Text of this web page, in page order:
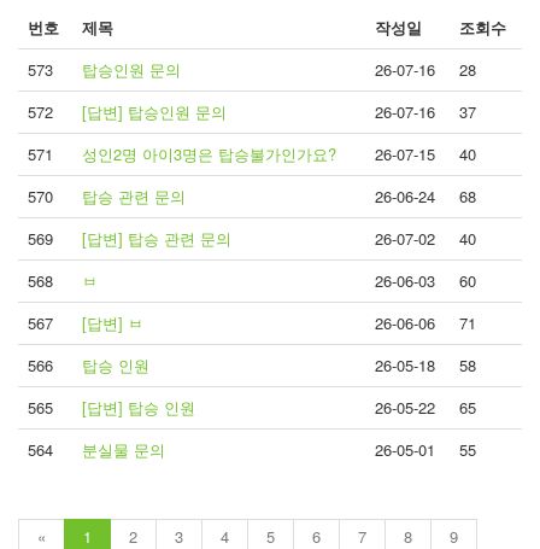
번호 제목 작성일
조회수
573
탑승인원 문의 26-07-16
28
572
[답변] 탑승인원 문의 26-07-16
37
571
성인2명 아이3명은 탑승불가인가요? 26-07-15
40
570
탑승 관련 문의 26-06-24
68
569
[답변] 탑승 관련 문의 26-07-02
40
568
ㅂ 26-06-03
60
567
[답변] ㅂ 26-06-06
71
566
탑승 인원 26-05-18
58
565
[답변] 탑승 인원 26-05-22
65
564
분실물 문의 26-05-01 55
« 1 2 3 4 5 6 7 8
9